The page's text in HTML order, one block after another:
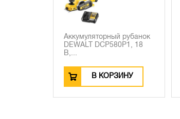
Аккумуляторный рубанок
DEWALT DCP580P1, 18
В,...
В КОРЗИНУ